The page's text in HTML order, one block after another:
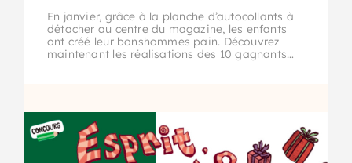
En janvier, grâce à la planche d’autocollants à
détacher au centre du magazine, les enfants
ont créé leur bonshommes pain. Découvrez
maintenant les réalisations des 10 gagnants…